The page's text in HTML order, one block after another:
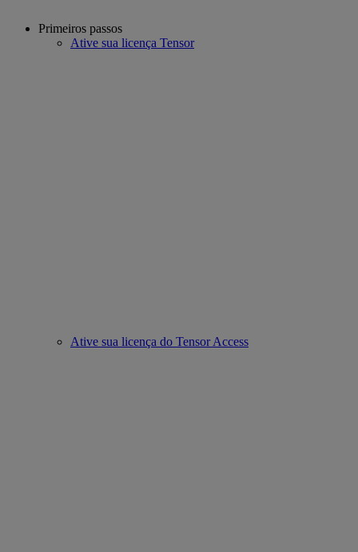
Primeiros passos
Ative sua licença Tensor
Ative sua licença do Tensor Access